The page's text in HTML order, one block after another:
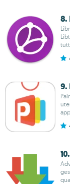
8.
9.